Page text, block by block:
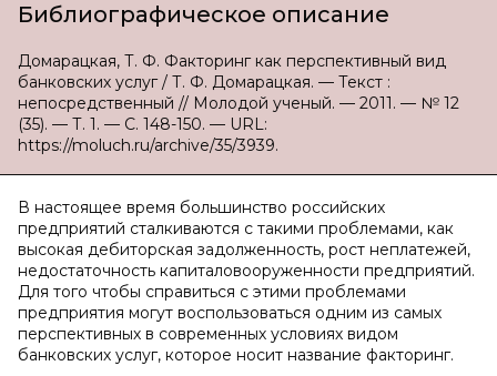
Библиографическое описание
Домарацкая, Т. Ф. Факторинг как перспективный вид
банковских услуг / Т. Ф. Домарацкая. — Текст :
непосредственный // Молодой ученый. — 2011. — № 12
(35). — Т. 1. — С. 148-150. — URL:
https://moluch.ru/archive/35/3939.
В настоящее время большинство российских
предприятий сталкиваются с такими проблемами, как
высокая дебиторская задолженность, рост неплатежей,
недостаточность капиталовооруженности предприятий.
Для того чтобы справиться с этими проблемами
предприятия могут воспользоваться одним из самых
перспективных в современных условиях видом
банковских услуг, которое носит название факторинг.